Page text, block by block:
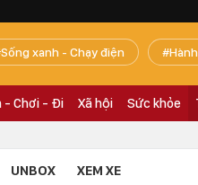
Sống xanh - Chạy điện
- Chơi - Đi Xã hội Sức khỏe
UNBOX XEM XE